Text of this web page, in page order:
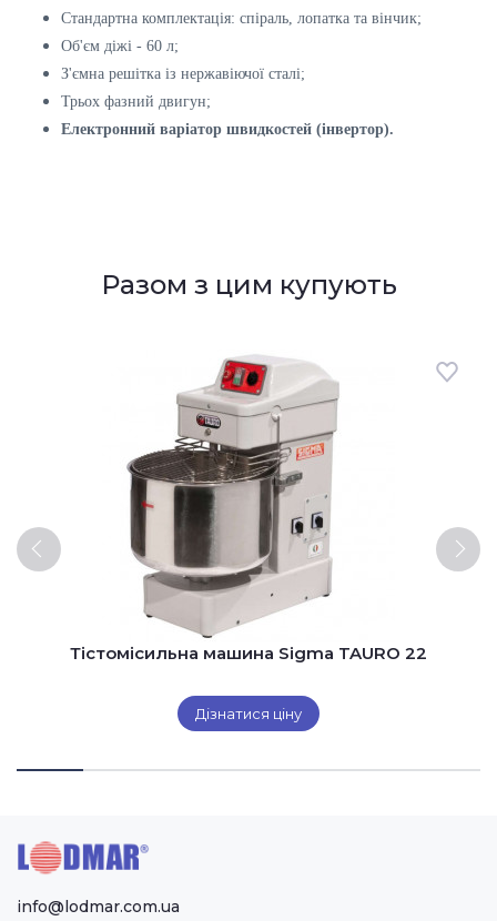
Стандартна комплектація: спіраль, лопатка та вінчик;
Об'єм діжі - 60 л;
З'ємна решітка із нержавіючої сталі;
Трьох фазний двигун;
Електронний варіатор швидкостей (інвертор).
Разом з цим купують
Тістомісильна машина Sigma TAURO 22
Дізнатися ціну
info@lodmar.com.ua